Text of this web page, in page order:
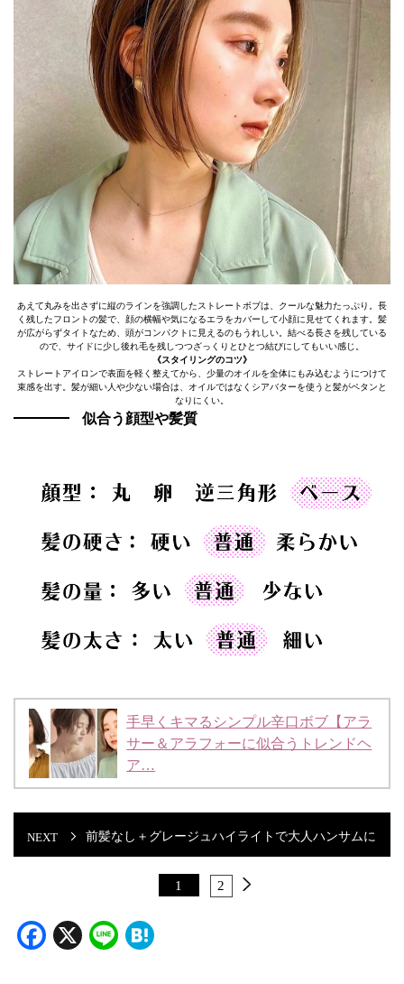
あえて丸みを出さずに縦のラインを強調したストレートボブは、クールな魅力たっぷり。長
く残したフロントの髪で、顔の横幅や気になるエラをカバーして小顔に見せてくれます。髪
が広がらずタイトなため、頭がコンパクトに見えるのもうれしい。結べる長さを残している
ので、サイドに少し後れ毛を残しつつざっくりとひとつ結びにしてもいい感じ。
《スタイリングのコツ》
ストレートアイロンで表面を軽く整えてから、少量のオイルを全体にもみ込むようにつけて
束感を出す。髪が細い人や少ない場合は、オイルではなくシアバターを使うと髪がペタンと
なりにくい。
似合う顔型や髪質
手早くキマるシンプル辛口ボブ【アラ
サー＆アラフォーに似合うトレンドヘ
ア…
前髪なし＋グレージュハイライトで大人ハンサムに
1 2
Facebook
X Line